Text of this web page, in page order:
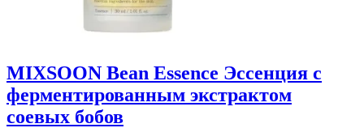
MIXSOON Bean Essence Эссенция с
ферментированным экстрактом
соевых бобов